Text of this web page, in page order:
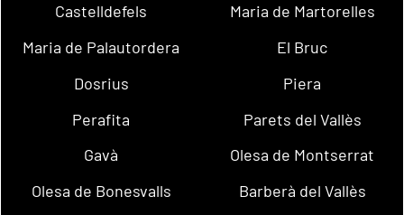
Castelldefels
Maria de Martorelles
Maria de Palautordera
El Bruc
Dosrius
Piera
Perafita
Parets del Vallès
Gavà
Olesa de Montserrat
Olesa de Bonesvalls
Barberà del Vallès